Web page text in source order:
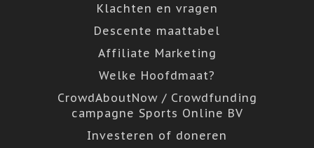
Klachten en vragen
Descente maattabel
Affiliate Marketing
Welke Hoofdmaat?
CrowdAboutNow / Crowdfunding
campagne Sports Online BV
Investeren of doneren